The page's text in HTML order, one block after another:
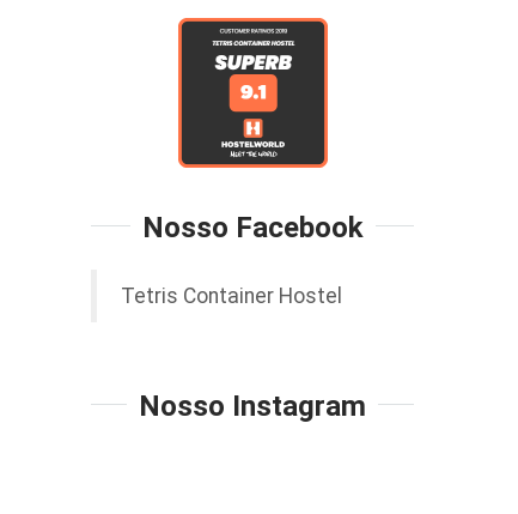
Nosso Facebook
Tetris Container Hostel
Nosso Instagram